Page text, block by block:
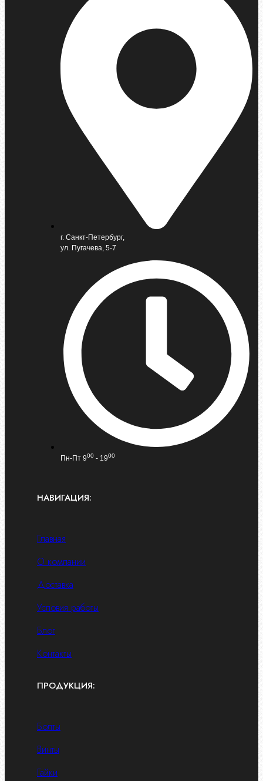
г. Санкт-Петербург,
ул. Пугачева, 5-7
Пн-Пт 900 - 1900
НАВИГАЦИЯ:
Главная
О компании
Доставка
Условия работы
Блог
Контакты
ПРОДУКЦИЯ:
Болты
Винты
Гайки